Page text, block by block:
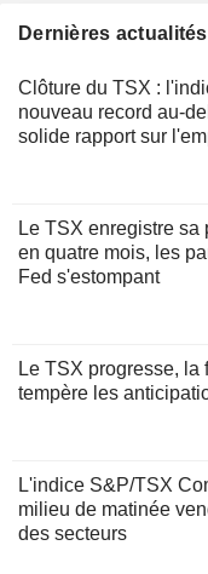
Dernières
Clôture du TSX :
nouveau record au-
solide rapport sur
Le TSX enregistre
en quatre mois, les
Fed s'estompant
Le TSX progresse,
tempère les
L'indice S&P/TSX
milieu de matinée
des secteurs